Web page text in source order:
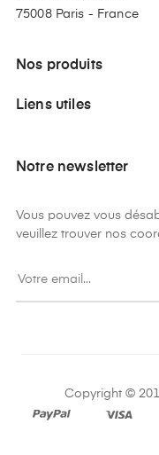
75008 Paris - France
Nos produits
Liens utiles
Notre newsletter
Vous pouvez vous
veuillez trouver nos
Copyright ©